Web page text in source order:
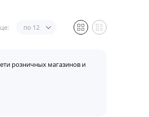
по 12
розничных магазинов и